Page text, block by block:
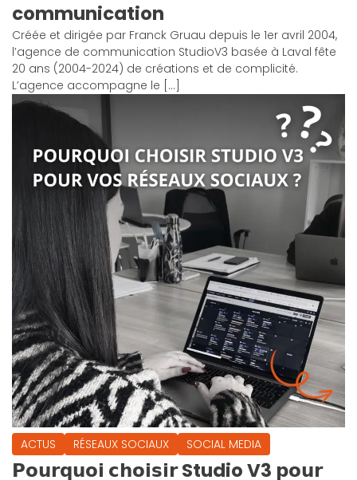
communication
Créée et dirigée par Franck Gruau depuis le 1er avril 2004,
l’agence de communication StudioV3 basée à Laval fête
20 ans (2004-2024) de créations et de complicité.
L’agence accompagne le […]
ACTUS RÉSEAUX SOCIAUX SOCIAL MEDIA
𝗣𝗼𝘂𝗿𝗾𝘂𝗼𝗶 𝗰𝗵𝗼𝗶𝘀𝗶𝗿 Studio V3 𝗽𝗼𝘂𝗿